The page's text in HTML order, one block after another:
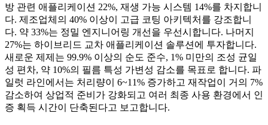
방 관련 애플리케이션 22%, 재생 가능 시스템 14%를 차지합니
다. 제조업체의 40% 이상이 고급 코팅 아키텍처를 강조합니
다. 약 33%는 정밀 엔지니어링 개선을 우선시합니다. 나머지
27%는 하이브리드 교차 애플리케이션 솔루션에 투자합니다.
새로운 제제는 99.9% 이상의 순도 준수, 1% 미만의 조성 균일
성 편차, 약 10%의 필름 특성 가변성 감소를 목표로 합니다. 파
일럿 라인에서는 처리량이 6~11% 증가하고 재작업이 거의 7%
감소하여 상업적 준비가 강화되고 여러 최종 사용 환경에서 인
증 획득 시간이 단축된다고 보고합니다.